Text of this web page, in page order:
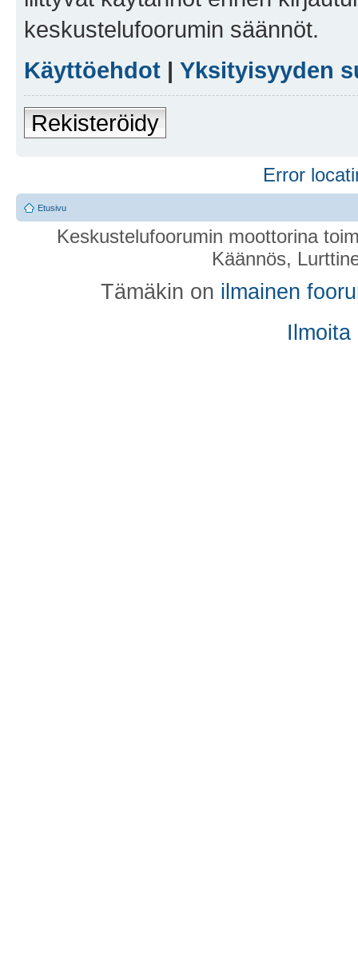
keskustelufoorumin säännöt.
Käyttöehdot | Yksityisyyden
Rekisteröidy
Error
Etusivu
Keskustelufoorumin moottorina
Käännös,
Tämäkin on ilmainen